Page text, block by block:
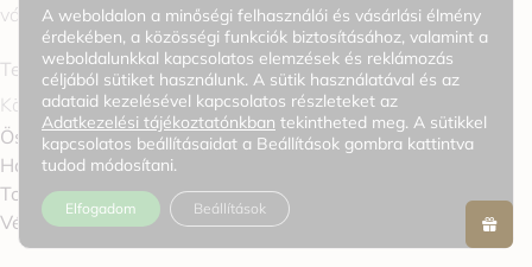
vágynak.
Textúra
Könnyed, hidratáló textúra, amely gyorsan beszívódik
Összetevők / Jellemzők
Használat
További információk
Vélemények0
A weboldalon a minőségi felhasználói és vásárlási élmény
érdekében, a közösségi funkciók biztosításához, valamint a
weboldalunkkal kapcsolatos elemzések és reklámozás
céljából sütiket használunk. A sütik használatával és az
adataid kezelésével kapcsolatos részleteket az
Adatkezelési tájékoztatónkban tekintheted meg. A sütikkel
kapcsolatos beállításaidat a Beállítások gombra kattintva
tudod módosítani.
Elfogadom Beállítások